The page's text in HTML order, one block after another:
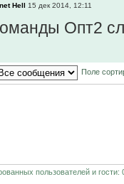
Hell 15 дек 2014, 12:11
Опт2
Поле
пользователей и гости: